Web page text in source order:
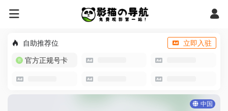
自助推荐位
立即入驻
官方正规号卡
中国